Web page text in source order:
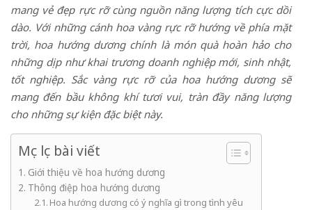
mang vẻ đẹp rực rỡ cùng nguồn năng lượng tích cực dồi
dào. Với những cánh hoa vàng rực rỡ hướng về phía mặt
trời, hoa hướng dương chính là món quà hoàn hảo cho
những dịp như khai trương doanh nghiệp mới, sinh nhật,
tốt nghiệp. Sắc vàng rực rỡ của hoa hướng dương sẽ
mang đến bầu không khí tươi vui, tràn đầy năng lượng
cho những sự kiện đặc biệt này.
Mục lục bài viết
Giới thiệu về hoa hướng dương
Thông điệp hoa hướng dương
Hoa hướng dương có ý nghĩa gì trong tình yêu